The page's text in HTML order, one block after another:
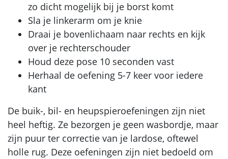
zo dicht mogelijk bij je borst komt
Sla je linkerarm om je knie
Draai je bovenlichaam naar rechts en kijk
over je rechterschouder
Houd deze pose 10 seconden vast
Herhaal de oefening 5-7 keer voor iedere
kant
De buik-, bil- en heupspieroefeningen zijn niet
heel heftig. Ze bezorgen je geen wasbordje, maar
zijn puur ter correctie van je lardose, oftewel
holle rug. Deze oefeningen zijn niet bedoeld om